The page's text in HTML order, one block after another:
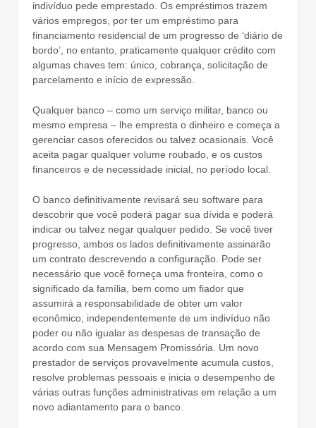
indivíduo pede emprestado. Os empréstimos trazem
vários empregos, por ter um empréstimo para
financiamento residencial de um progresso de ‘diário de
bordo’, no entanto, praticamente qualquer crédito com
algumas chaves tem: único, cobrança, solicitação de
parcelamento e início de expressão.
Qualquer banco – como um serviço militar, banco ou
mesmo empresa – lhe empresta o dinheiro e começa a
gerenciar casos oferecidos ou talvez ocasionais. Você
aceita pagar qualquer volume roubado, e os custos
financeiros e de necessidade inicial, no período local.
O banco definitivamente revisará seu software para
descobrir que você poderá pagar sua dívida e poderá
indicar ou talvez negar qualquer pedido. Se você tiver
progresso, ambos os lados definitivamente assinarão
um contrato descrevendo a configuração. Pode ser
necessário que você forneça uma fronteira, como o
significado da família, bem como um fiador que
assumirá a responsabilidade de obter um valor
econômico, independentemente de um indivíduo não
poder ou não igualar as despesas de transação de
acordo com sua Mensagem Promissória. Um novo
prestador de serviços provavelmente acumula custos,
resolve problemas pessoais e inicia o desempenho de
várias outras funções administrativas em relação a um
novo adiantamento para o banco.